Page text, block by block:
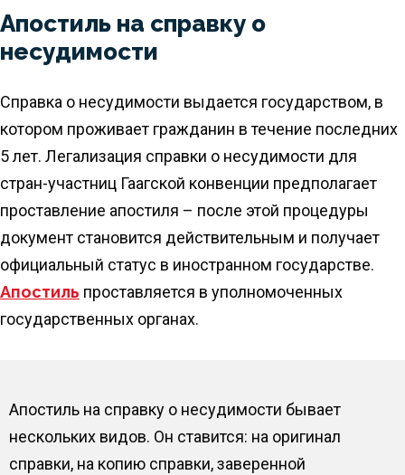
Апостиль на справку о
несудимости
Справка о несудимости выдается государством, в
котором проживает гражданин в течение последних
5 лет. Легализация справки о несудимости для
стран-участниц Гаагской конвенции предполагает
проставление апостиля – после этой процедуры
документ становится действительным и получает
официальный статус в иностранном государстве.
Апостиль проставляется в уполномоченных
государственных органах.
Апостиль на справку о несудимости бывает
нескольких видов. Он ставится: на оригинал
справки, на копию справки, заверенной